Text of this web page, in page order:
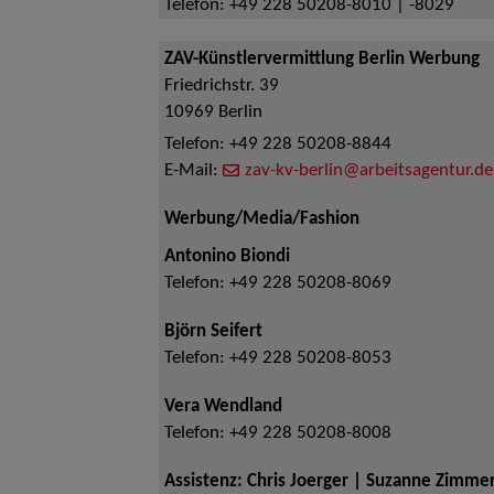
Telefon: +49 228 50208-8010 | -8029
ZAV-Künstlervermittlung Berlin Werbung
Friedrichstr. 39
10969 Berlin
Telefon: +49 228 50208-8844
E-Mail:
zav-kv-berlin@arbeitsagentur.de
Werbung/Media/Fashion
Antonino Biondi
Telefon: +49 228 50208-8069
Björn Seifert
Telefon: +49 228 50208-8053
Vera Wendland
Telefon: +49 228 50208-8008
Assistenz: Chris Joerger | Suzanne